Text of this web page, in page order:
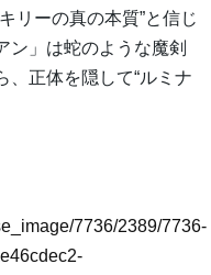
リーの真の本質”と信じ
ン」は蛇のような魔剣
、正体を隠して“ルミナ
7736/2389/7736-